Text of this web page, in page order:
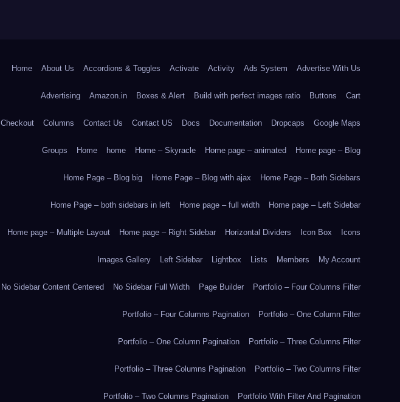
Home About Us Accordions & Toggles Activate Activity Ads System Advertise With Us
Advertising Amazon.in Boxes & Alert Build with perfect images ratio Buttons Cart
Checkout Columns Contact Us Contact US Docs Documentation Dropcaps Google Maps
Groups Home home Home – Skyracle Home page – animated Home page – Blog
Home Page – Blog big Home Page – Blog with ajax Home Page – Both Sidebars
Home Page – both sidebars in left Home page – full width Home page – Left Sidebar
Home page – Multiple Layout Home page – Right Sidebar Horizontal Dividers Icon Box Icons
Images Gallery Left Sidebar Lightbox Lists Members My Account
No Sidebar Content Centered No Sidebar Full Width Page Builder Portfolio – Four Columns Filter
Portfolio – Four Columns Pagination Portfolio – One Column Filter
Portfolio – One Column Pagination Portfolio – Three Columns Filter
Portfolio – Three Columns Pagination Portfolio – Two Columns Filter
Portfolio – Two Columns Pagination Portfolio With Filter And Pagination